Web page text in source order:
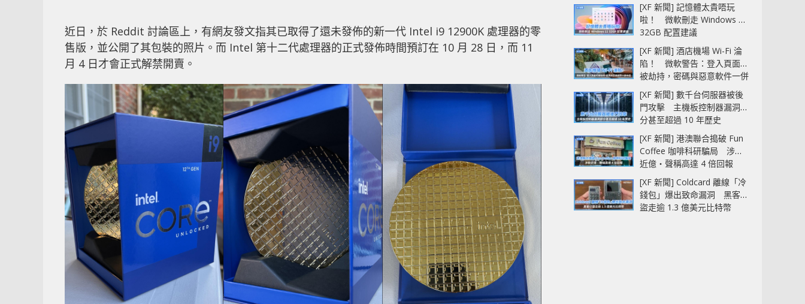
近日，於 Reddit 討論區上，有網友發文指其已取得了還未發佈的新一代 Intel i9 12900K 處理器的零
售版，並公開了其包裝的照片。而 Intel 第十二代處理器的正式發佈時間預訂在 10 月 28 日，而 11
月 4 日才會正式解禁開賣。
[XF 新聞] 記憶體太貴唔玩
啦！ 微軟刪走 Windows 11
32GB 配置建議
[XF 新聞] 酒店機場 Wi-Fi 淪
陷！ 微軟警告：登入頁面可
被劫持，密碼與惡意軟件一併
中招
[XF 新聞] 數千台伺服器被後
門攻擊 主機板控制器漏洞部
分甚至超過 10 年歷史
[XF 新聞] 港澳聯合搗破 Fun
Coffee 咖啡科研騙局 涉款
近億‧聲稱高達 4 倍回報
[XF 新聞] Coldcard 離線「冷
錢包」爆出致命漏洞 黑客已
盜走逾 1.3 億美元比特幣